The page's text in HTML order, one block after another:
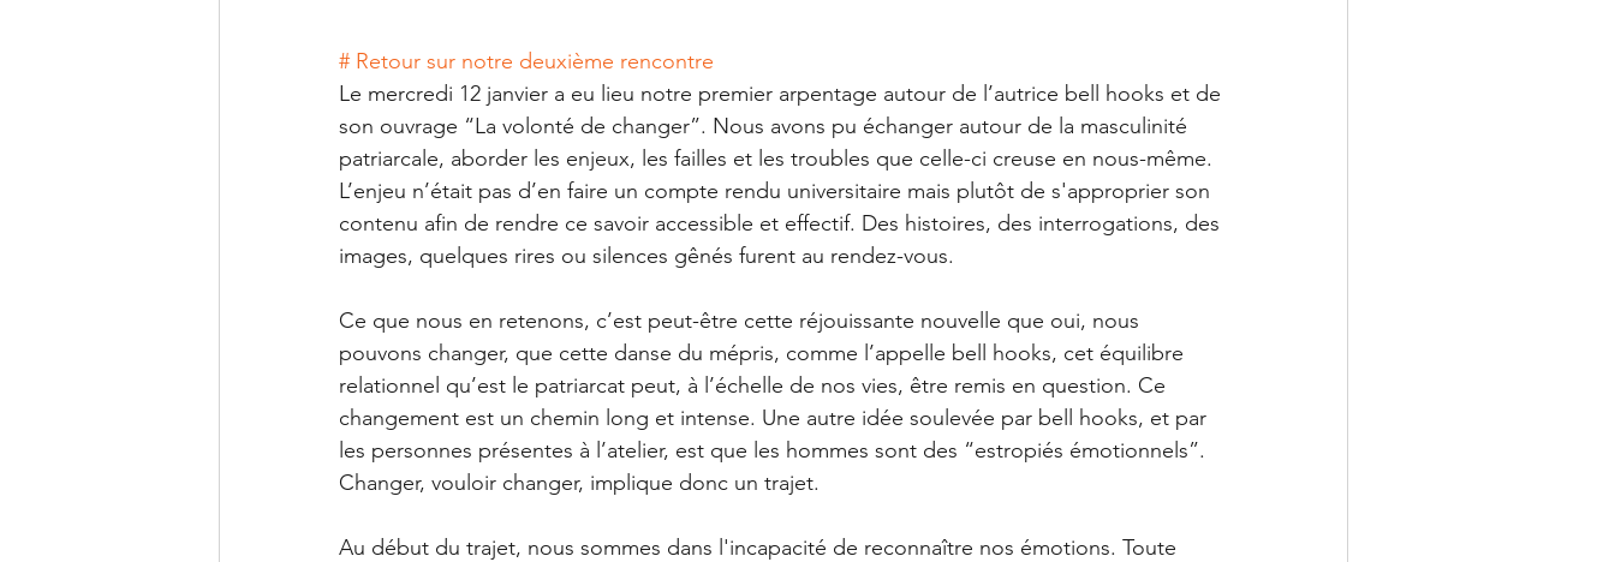
# Retour sur notre deuxième rencontre
Le mercredi 12 janvier a eu lieu notre premier arpentage autour de l’autrice bell hooks et de
son ouvrage “La volonté de changer”. Nous avons pu échanger autour de la masculinité
patriarcale, aborder les enjeux, les failles et les troubles que celle-ci creuse en nous-même.
L’enjeu n’était pas d’en faire un compte rendu universitaire mais plutôt de s'approprier son
contenu afin de rendre ce savoir accessible et effectif. Des histoires, des interrogations, des
images, quelques rires ou silences gênés furent au rendez-vous.
Ce que nous en retenons, c’est peut-être cette réjouissante nouvelle que oui, nous
pouvons changer, que cette danse du mépris, comme l’appelle bell hooks, cet équilibre
relationnel qu’est le patriarcat peut, à l’échelle de nos vies, être remis en question. Ce
changement est un chemin long et intense. Une autre idée soulevée par bell hooks, et par
les personnes présentes à l’atelier, est que les hommes sont des “estropiés émotionnels”.
Changer, vouloir changer, implique donc un trajet.
Au début du trajet, nous sommes dans l'incapacité de reconnaître nos émotions. Toute